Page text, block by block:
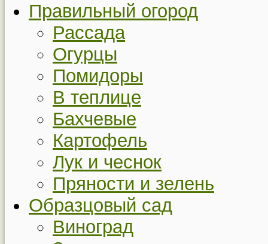
Правильный огород
Рассада
Огурцы
Помидоры
В теплице
Бахчевые
Картофель
Лук и чеснок
Пряности и зелень
Образцовый сад
Виноград